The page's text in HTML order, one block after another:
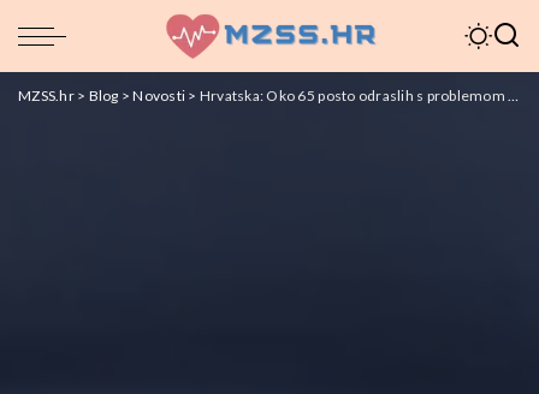
MZSS.hr> Blog >Novosti > Hrvatska: Oko 65 posto odraslih s problemom debljine